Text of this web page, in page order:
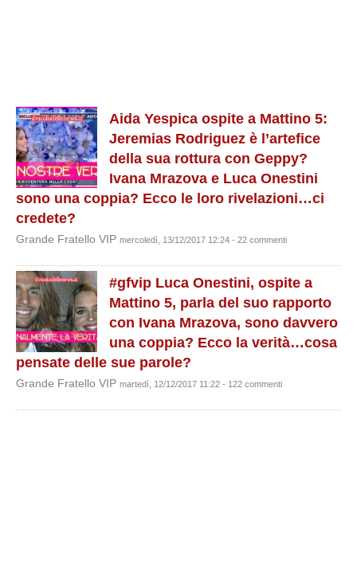
Aida Yespica ospite a Mattino 5:
Jeremias Rodriguez è l’artefice
della sua rottura con Geppy?
Ivana Mrazova e Luca Onestini
sono una coppia? Ecco le loro rivelazioni…ci
credete?
Grande Fratello VIP mercoledì, 13/12/2017 12:24 - 22 commenti
#gfvip Luca Onestini, ospite a
Mattino 5, parla del suo rapporto
con Ivana Mrazova, sono davvero
una coppia? Ecco la verità…cosa
pensate delle sue parole?
Grande Fratello VIP martedì, 12/12/2017 11:22 - 122 commenti